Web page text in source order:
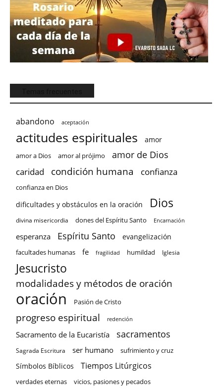
abandono aceptación
actitudes espirituales amor
amor a Dios amor al prójimo amor de Dios
caridad condición humana confianza
confianza en Dios
dificultades y obstáculos en la oración Dios
divina misericordia dones del Espíritu Santo Encarnación
esperanza Espíritu Santo evangelización
facultades humanas fe fragilidad humildad Iglesia
Jesucristo
modalidades y métodos de oración
oración Pasión de Cristo
progreso espiritual redención
Sacramento de la Eucaristía sacramentos
Sagrada Escritura ser humano sufrimiento y cruz
Símbolos Bíblicos Tiempos Litúrgicos
verdades eternas vicios, pasiones y pecados